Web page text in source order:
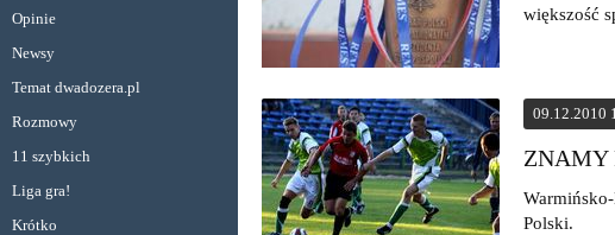
Opinie
Newsy
Temat dwadozera.pl
Rozmowy
11 szybkich
Liga gra!
Krótko
większość
09.12.2010
ZNAMY
Polski.